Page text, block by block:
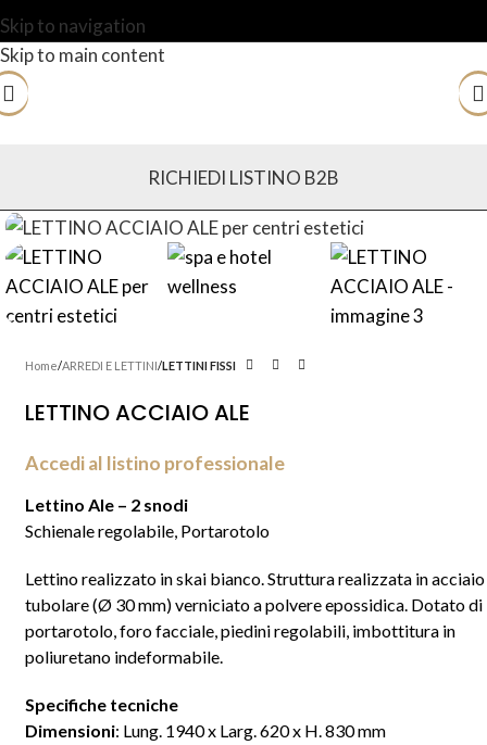
Skip to navigation
Skip to main content
RICHIEDI LISTINO B2B
Home ARREDI E LETTINI LETTINI FISSI
LETTINO ACCIAIO ALE
Accedi al listino professionale
Lettino Ale – 2 snodi
Schienale regolabile, Portarotolo
Lettino realizzato in skai bianco. Struttura realizzata in acciaio
tubolare (Ø 30 mm) verniciato a polvere epossidica. Dotato di
portarotolo, foro facciale, piedini regolabili, imbottitura in
poliuretano indeformabile.
Specifiche tecniche
Dimensioni: Lung. 1940 x Larg. 620 x H. 830 mm